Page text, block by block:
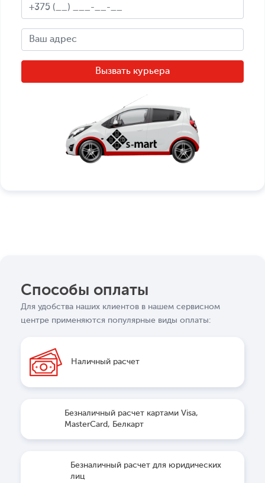
Способы оплаты
Для удобства наших клиентов в нашем сервисном
центре применяются популярные виды оплаты:
Наличный расчет
Безналичный расчет картами Visa,
MasterCard, Белкарт
Безналичный расчет для юридических
лиц